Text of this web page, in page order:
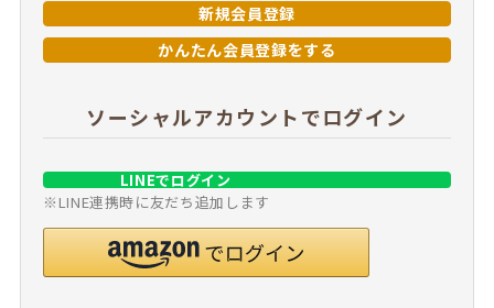
新規会員登録
かんたん会員登録をする
ソーシャルアカウントでログイン
LINEでログイン
※LINE連携時に友だち追加します